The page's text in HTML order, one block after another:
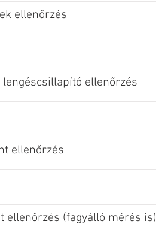
ellenőrzés
lengéscsillapító ellenőrzés
ellenőrzés
ellenőrzés (fagyálló mérés is)